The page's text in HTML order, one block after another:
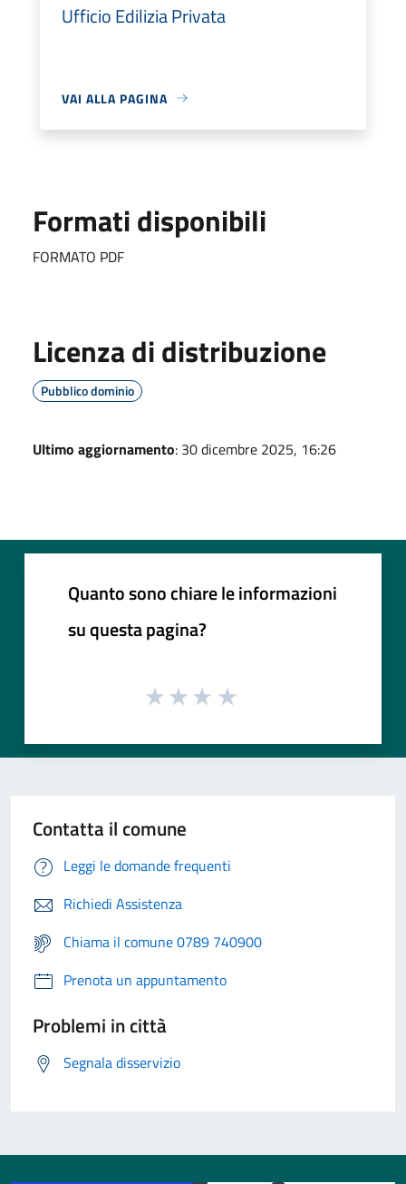
Ufficio Edilizia Privata
VAI ALLA PAGINA
Formati disponibili
FORMATO PDF
Licenza di distribuzione
Pubblico dominio
Ultimo aggiornamento: 30 dicembre 2025, 16:26
Quanto sono chiare le informazioni
su questa pagina?
Contatta il comune
Leggi le domande frequenti
Richiedi Assistenza
Chiama il comune 0789 740900
Prenota un appuntamento
Problemi in città
Segnala disservizio